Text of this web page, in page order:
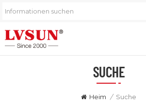
SUCHE
Heim / Suche